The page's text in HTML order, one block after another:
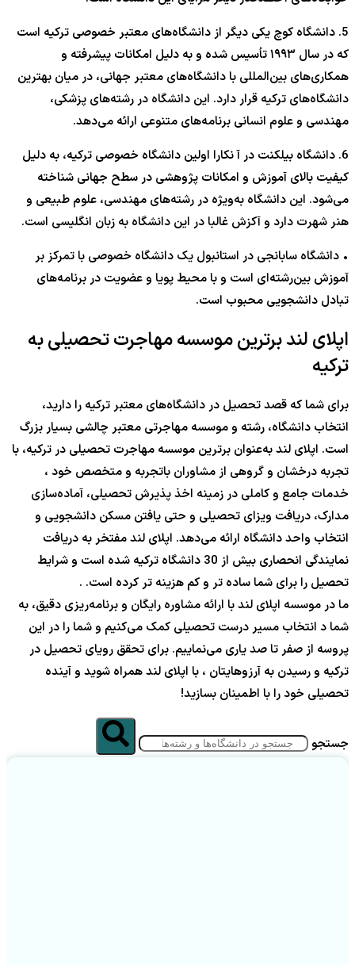
5. دانشگاه کوچ یکی دیگر از دانشگاه‌‎های معتبر خصوصی ترکیه است
که در سال ۱۹۹۳ تأسیس شده و به دلیل امکانات پیشرفته و
همکاری‌های بین‌المللی با دانشگاه‌های معتبر جهانی، در میان بهترین
دانشگاه‌های ترکیه قرار دارد. این دانشگاه در رشته‌های پزشکی،
مهندسی و علوم انسانی برنامه‌های متنوعی ارائه می‌دهد.
6. دانشگاه بیلکنت در آ نکارا اولین دانشگاه خصوصی ترکیه، به دلیل
کیفیت بالای آموزش و امکانات پژوهشی در سطح جهانی شناخته
می‌شود. این دانشگاه به‌ویژه در رشته‌های مهندسی، علوم طبیعی و
هنر شهرت دارد و آکزش غالبا در این دانشگاه به زبان انگلیسی است.
• دانشگاه سابانجی در استانبول یک دانشگاه خصوصی با تمرکز بر
آموزش بین‌رشته‌ای است و با محیط پویا و عضویت در برنامه‌های
تبادل دانشجویی محبوب است.
اپلای لند برترین موسسه مهاجرت تحصیلی به
ترکیه
برای شما که قصد تحصیل در دانشگاه‌های معتبر ترکیه را دارید،
انتخاب دانشگاه، رشته و موسسه مهاجرتی معتبر چالشی بسیار بزرگ
است. اپلای لند به‌عنوان برترین موسسه مهاجرت تحصیلی در ترکیه، با
تجربه درخشان و گروهی از مشاوران باتجربه و متخصص خود ،
خدمات جامع و کاملی در زمینه اخذ پذیرش تحصیلی، آماده‌سازی
مدارک، دریافت ویزای تحصیلی و حتی یافتن مسکن دانشجویی و
انتخاب واحد دانشگاه ارائه می‌دهد. اپلای لند مفتخر به دریافت
نمایندگی انحصاری بیش از 30 دانشگاه ترکیه شده است و شرایط
تحصیل را برای شما ساده تر و کم هزینه تر کرده است. .
ما در موسسه اپلای لند با ارائه مشاوره رایگان و برنامه‌ریزی دقیق، به
شما د انتخاب مسیر درست تحصیلی کمک می‌کنیم و شما را در این
پروسه از صفر تا صد یاری می‌نماییم. برای تحقق رویای تحصیل در
ترکیه و رسیدن به آرزوهایتان ، با اپلای لند همراه شوید و آینده
تحصیلی خود را با اطمینان بسازید!
جستجو